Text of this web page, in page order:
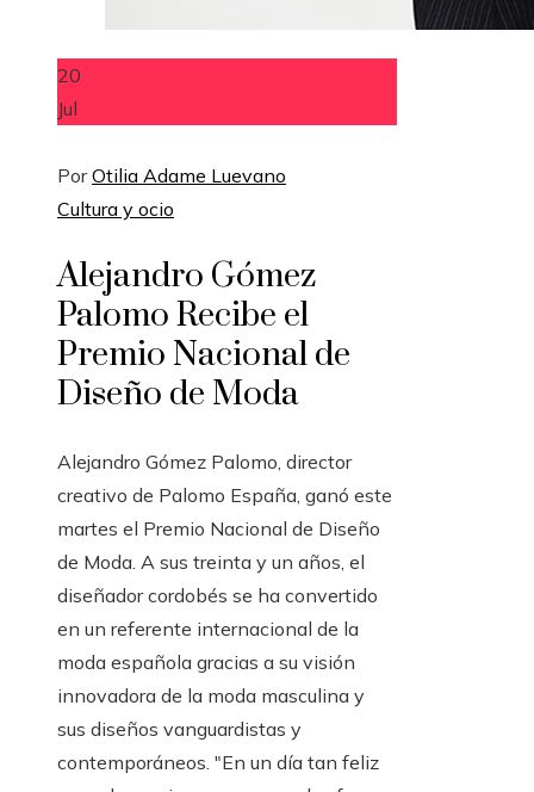
20
Jul
PorOtilia Adame Luevano
Cultura y ocio
Alejandro Gómez
Palomo Recibe el
Premio Nacional de
Diseño de Moda
Alejandro Gómez Palomo, director
creativo de Palomo España, ganó este
martes el Premio Nacional de Diseño
de Moda. A sus treinta y un años, el
diseñador cordobés se ha convertido
en un referente internacional de la
moda española gracias a su visión
innovadora de la moda masculina y
sus diseños vanguardistas y
contemporáneos. "En un día tan feliz